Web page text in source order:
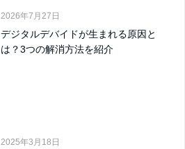
2026年7月27日
デジタルデバイドが生まれる原因と
は？3つの解消方法を紹介
2025年3月18日